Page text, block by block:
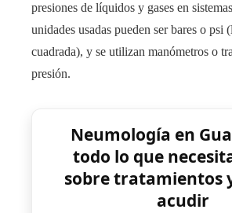
presiones de líquidos y gases en
unidades usadas pueden ser bares o psi
cuadrada), y se utilizan manómetros o
presión.
Neumología en
todo lo que
sobre tratamientos
acudir